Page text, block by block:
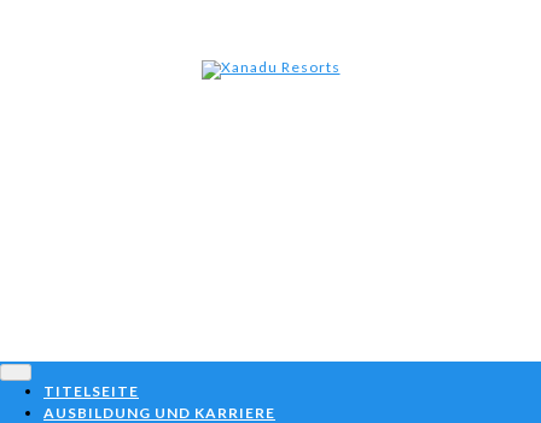
TITELSEITE
AUSBILDUNG UND KARRIERE